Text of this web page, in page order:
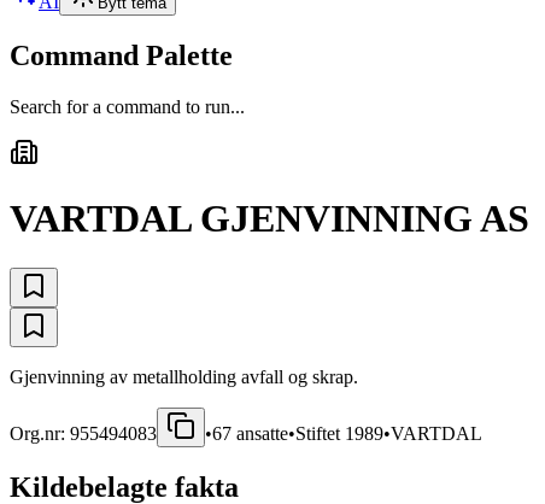
Command Palette
Search for a command to run...
VARTDAL GJENVINNING AS
Gjenvinning av metallholding avfall og skrap.
Org.nr: 955494083 •67 ansatte•Stiftet 1989•VARTDAL
Kildebelagte fakta